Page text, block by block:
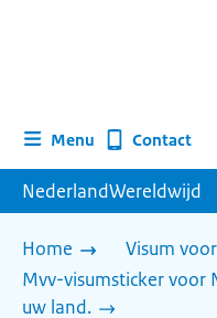
Menu Contact
NederlandWereldwijd
Home
Visum
Mvv-visumsticker voor
uw land.